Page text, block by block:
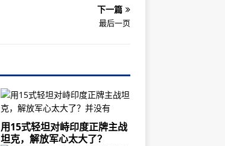
下一篇
最后一页
用15式轻坦对峙印度正牌主战
坦克，解放军心太大了？